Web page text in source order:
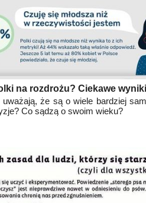
na rozdrożu? Ciekawe
że są o wiele bardziej
Co sądzą o swoim wieku?